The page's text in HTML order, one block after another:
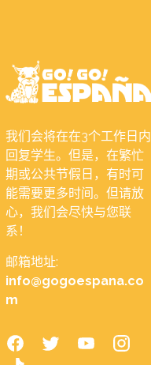
我们会将在在3个工作日内
回复学生。但是，在繁忙
期或公共节假日，有时可
能需要更多时间。但请放
心，我们会尽快与您联
系！
邮箱地址:
info@gogoespana.co
m